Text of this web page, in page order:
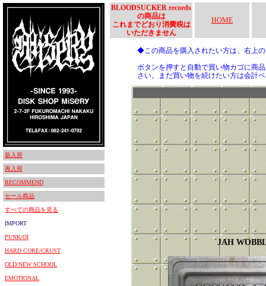
新入荷
再入荷
RECOMMEND
セール商品
すべての商品を見る
IMPORT
PUNK/OI
HARD CORE/CRUST
OLD/NEW SCHOOL
EMOTIONAL
BLOODSUCKER records
の商品は
これまでどおり消費税は
いただきません
HOME
◆この商品を購入されたい方は、右上
ボタンを押すと自動で買い物カゴに商
さい。まだ買い物を続けたい方は会計
JAH